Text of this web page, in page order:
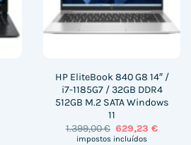
HP EliteBook 840 G8 14″ /
i7-1185G7 / 32GB DDR4
512GB M.2 SATA Windows
11
1.399,00€ O
preço
629,23€O
impostos incluídos